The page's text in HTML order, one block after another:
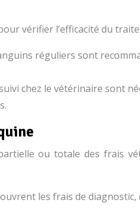
vérifier l’efficacité du
réguliers sont
chez le vétérinaire sont
ou totale des frais
les frais de